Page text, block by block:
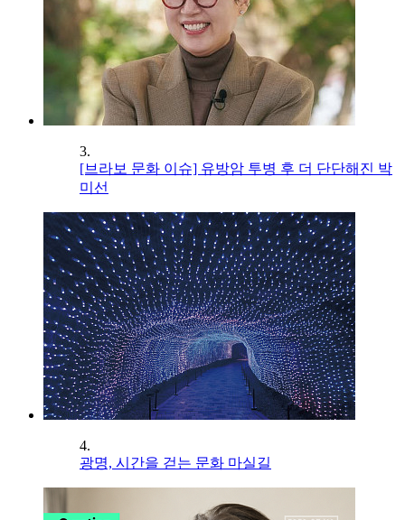
3.
[브라보 문화 이슈] 유방암 투병 후 더 단단해진 박
미선
4.
광명, 시간을 걷는 문화 마실길